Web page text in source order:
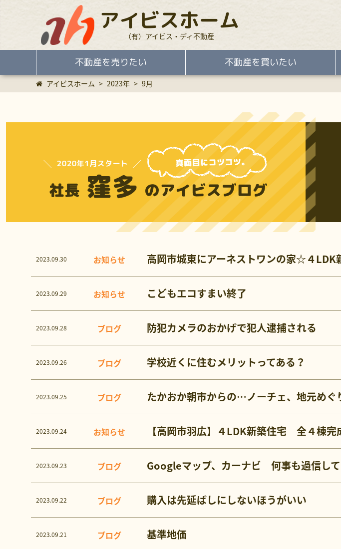
アイビスホーム
（有）アイビス・ディ不動産
不動産を売りたい 不動産を買いたい
アイビスホーム > 2023年 > 9月
2023.09.30 お知らせ 高岡市城東にアーネストワンの家☆４LDK
2023.09.29 お知らせ こどもエコすまい終了
2023.09.28 ブログ 防犯カメラのおかげで犯人逮捕される
2023.09.26 ブログ 学校近くに住むメリットってある？
2023.09.25 ブログ たかおか朝市からの…ノーチェ、地元めぐ
2023.09.24 お知らせ 【高岡市羽広】４LDK新築住宅 全４棟完
2023.09.23 ブログ Googleマップ、カーナビ 何事も過信し
2023.09.22 ブログ 購入は先延ばしにしないほうがいい
2023.09.21 ブログ 基準地価